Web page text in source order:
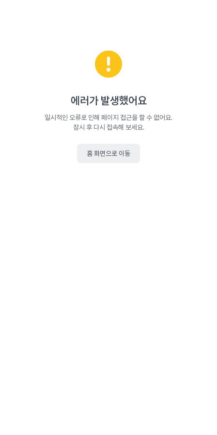
에러가 발생했어요
일시적인 오류로 인해 페이지 접근을 할 수 없어요.
잠시 후 다시 접속해 보세요.
홈 화면으로 이동